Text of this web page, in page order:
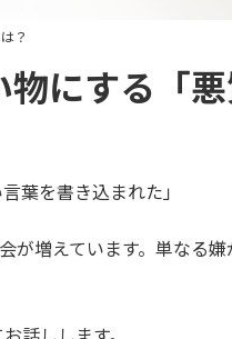
？
にする「
葉を書き込まれた」
増えています。単なる